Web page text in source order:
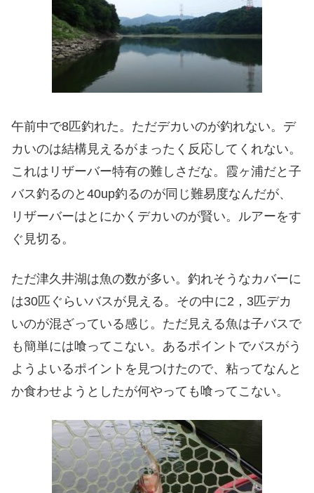
午前中で8匹釣れた。ただデカいのが釣れない。デ
カいのは結構見えるがまったく反応してくれない。
これはリザーバー特有の難しさだな。霞ヶ浦だと子
バス釣るのと40up釣るのが同じ難易度なんだが、
リザーバーはとにかくデカいのが賢い。ルアーをす
ぐ見切る。
ただ津久井湖は魚の数が多い。釣れそうなカバーに
は30匹ぐらいバスが見える。その中に2，3匹デカ
いのが混ざっている感じ。ただ見える魚は子バスで
も簡単には喰ってこない。あるポイントでバスがう
ようよいるポイントを見つけたので、粘ってなんと
か食わせようとしたが何やっても喰ってこない。